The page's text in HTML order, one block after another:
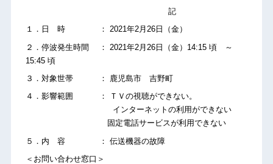
記
１．日 時 ： 2021年2月26日（金）
２．停波発生時間 ： 2021年2月26日（金）14:15 頃 ～
15:45 頃
３．対象世帯 ： 鹿児島市 吉野町
４．影響範囲 ： ＴＶの視聴ができない。
インターネットの利用ができない
固定電話サービスが利用できない
５．内 容 ： 伝送機器の故障
＜お問い合わせ窓口＞